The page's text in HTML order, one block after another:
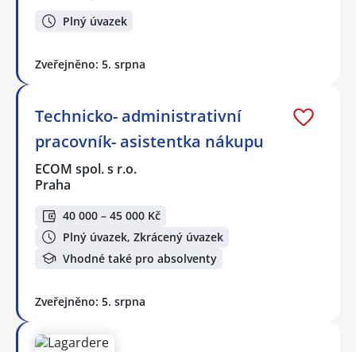
Plný úvazek
Zveřejněno: 5. srpna
Technicko- administrativní
pracovník- asistentka nákupu
ECOM spol. s r.o.
Praha
40 000 – 45 000 Kč
Plný úvazek, Zkrácený úvazek
Vhodné také pro absolventy
Zveřejněno: 5. srpna